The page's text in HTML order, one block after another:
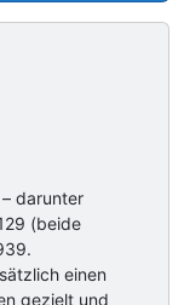
darunter
(beide
einen
gezielt und